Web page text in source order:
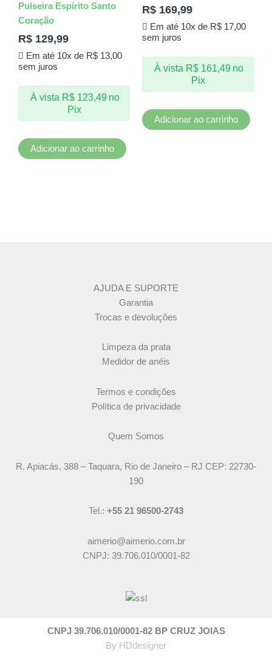
Pulseira Espírito Santo
Coração
R$ 129,99
Em até 10x de R$13,00
sem juros
À vista R$123,49 no
Pix
Adicionar ao carrinho
R$ 169,99
Em até 10x de R$17,00
sem juros
À vista R$161,49 no
Pix
Adicionar ao carrinho
AJUDA E SUPORTE
Garantia
Trocas e devoluções
Limpeza da prata
Medidor de anéis
Termos e condições
Política de privacidade
Quem Somos
R. Apiacás, 388 – Taquara, Rio de Janeiro – RJ CEP: 22730-
190
Tel.: +55 21 96500-2743
aimerio@aimerio.com.br
CNPJ: 39.706.010/0001-82
CNPJ 39.706.010/0001-82 BP CRUZ JOIAS
By HDdesigner